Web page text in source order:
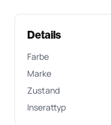
Details
Farbe
Marke
Zustand
Inserattyp